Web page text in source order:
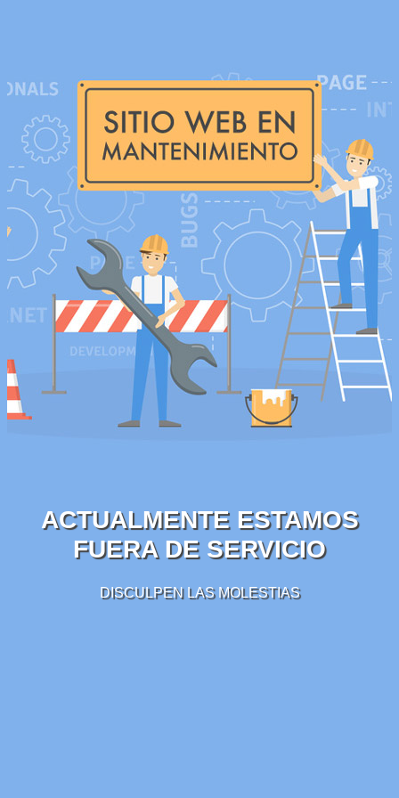
ACTUALMENTE ESTAMOS
FUERA DE SERVICIO
DISCULPEN LAS MOLESTIAS